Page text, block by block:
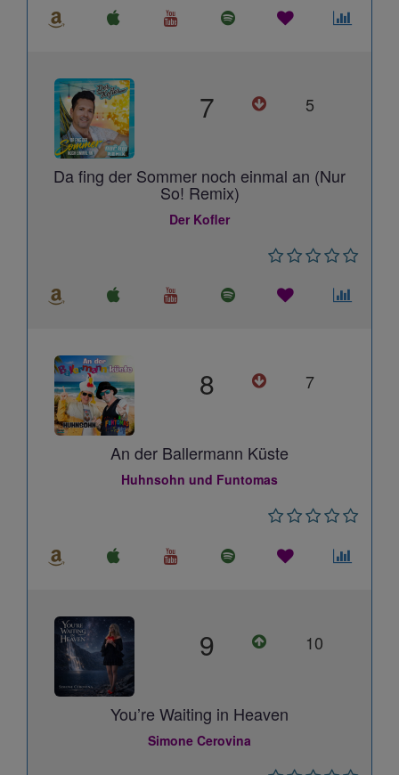
7 5
Da fing der Sommer noch einmal an (Nur
So! Remix)
Der Kofler
8 7
An der Ballermann Küste
Huhnsohn und Funtomas
9 10
You’re Waiting in Heaven
Simone Cerovina